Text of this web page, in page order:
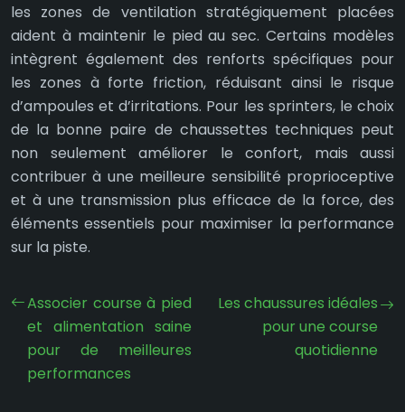
les zones de ventilation stratégiquement placées
aident à maintenir le pied au sec. Certains modèles
intègrent également des renforts spécifiques pour
les zones à forte friction, réduisant ainsi le risque
d’ampoules et d’irritations. Pour les sprinters, le choix
de la bonne paire de chaussettes techniques peut
non seulement améliorer le confort, mais aussi
contribuer à une meilleure sensibilité proprioceptive
et à une transmission plus efficace de la force, des
éléments essentiels pour maximiser la performance
sur la piste.
Associer course à pied
et alimentation saine
pour de meilleures
performances
Les chaussures idéales
pour une course
quotidienne